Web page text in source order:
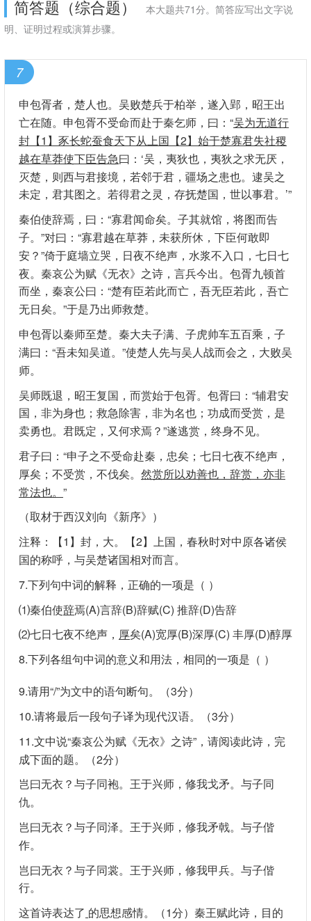
简答题（综合题）
本大题共71分。简答应写出文字说
明、证明过程或演算步骤。
7
申包胥者，楚人也。吴败楚兵于柏举，遂入郢，昭王出
亡在随。申包胥不受命而赴于秦乞师，曰：“吴为无道行
封【1】豕长蛇蚕食天下从上国【2】始于楚寡君失社稷
越在草莽使下臣告急曰：‘吴，夷狄也，夷狄之求无厌，
灭楚，则西与君接境，若邻于君，疆场之患也。逮吴之
未定，君其图之。若得君之灵，存抚楚国，世以事君。’”
秦伯使辞焉，曰：“寡君闻命矣。子其就馆，将图而告
子。”对曰：“寡君越在草莽，未获所休，下臣何敢即
安？”倚于庭墙立哭，日夜不绝声，水浆不入口，七日七
夜。秦哀公为赋《无衣》之诗，言兵今出。包胥九顿首
而坐，秦哀公曰：“楚有臣若此而亡，吾无臣若此，吾亡
无日矣。”于是乃出师救楚。
申包胥以秦师至楚。秦大夫子满、子虎帅车五百乘，子
满曰：“吾未知吴道。”使楚人先与吴人战而会之，大败吴
师。
吴师既退，昭王复国，而赏始于包胥。包胥曰：“辅君安
国，非为身也；救急除害，非为名也；功成而受赏，是
卖勇也。君既定，又何求焉？”遂逃赏，终身不见。
君子曰：“申子之不受命赴秦，忠矣；七日七夜不绝声，
厚矣；不受赏，不伐矣。 然赏所以劝善也，辞赏，亦非
常法也。 ”
（取材于西汉刘向《新序》）
注释：【1】封，大。【2】上国，春秋时对中原各诸侯
国的称呼，与吴楚诸国相对而言。
7.下列句中词的解释，正确的一项是（ ）
⑴秦伯使辞焉(A)言辞(B)辞赋(C) 推辞(D)告辞
⑵七日七夜不绝声， 厚矣(A)宽厚(B)深厚(C) 丰厚(D)醇厚
8.下列各组句中词的意义和用法，相同的一项是（ ）
9.请用“/”为文中的语句断句。（3分）
10.请将最后一段句子译为现代汉语。（3分）
11.文中说“秦哀公为赋《无衣》之诗”，请阅读此诗，完
成下面的题。（2分）
岂曰无衣？与子同袍。王于兴师，修我戈矛。与子同
仇。
岂曰无衣？与子同泽。王于兴师，修我矛戟。与子偕
作。
岂曰无衣？与子同裳。王于兴师，修我甲兵。与子偕
行。
这首诗表达了 的思想感情。（1分）秦王赋此诗，目的